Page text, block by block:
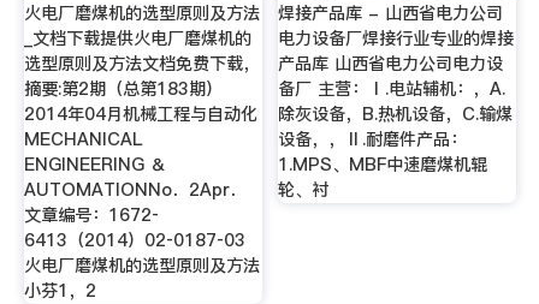
火电厂磨煤机的选型原则及方法
_文档下载提供火电厂磨煤机的
选型原则及方法文档免费下载，
摘要:第2期（总第183期）
2014年04月机械工程与自动化
MECHANICAL
ENGINEERING ＆
AUTOMATIONNo．2Apr．
文章编号：1672‐
6413（2014）02‐0187‐03
火电厂磨煤机的选型原则及方法
小芬1，2
焊接产品库 - 山西省电力公司
电力设备厂焊接行业专业的焊接
产品库 山西省电力公司电力设
备厂 主营：Ⅰ.电站辅机：，A.
除灰设备，B.热机设备，C.输煤
设备，，Ⅱ.耐磨件产品：
1.MPS、MBF中速磨煤机辊
轮、衬